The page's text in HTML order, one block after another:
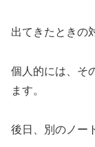
出てきたときの
個人的には、そ
ます。
後日、別のノー